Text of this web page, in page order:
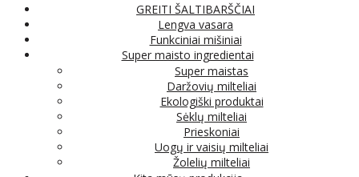
GREITI ŠALTIBARŠČIAI
Lengva vasara
Funkciniai mišiniai
Super maisto ingredientai
Super maistas
Daržovių milteliai
Ekologiški produktai
Sėklų milteliai
Prieskoniai
Uogų ir vaisių milteliai
Žolelių milteliai